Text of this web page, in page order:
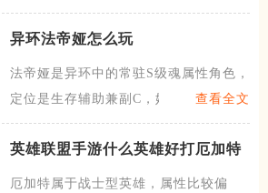
异环法帝娅怎么玩
法帝娅是异环中的常驻S级魂属性角色，
定位是生存辅助兼副C，她
查看全文
英雄联盟手游什么英雄好打厄加特
厄加特属于战士型英雄，属性比较偏